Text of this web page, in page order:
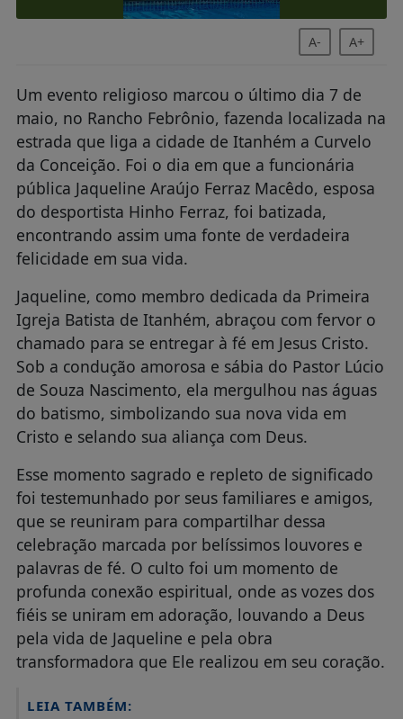
A- A+
Um evento religioso marcou o último dia 7 de
maio, no Rancho Febrônio, fazenda localizada na
estrada que liga a cidade de Itanhém a Curvelo
da Conceição. Foi o dia em que a funcionária
pública Jaqueline Araújo Ferraz Macêdo, esposa
do desportista Hinho Ferraz, foi batizada,
encontrando assim uma fonte de verdadeira
felicidade em sua vida.
Jaqueline, como membro dedicada da Primeira
Igreja Batista de Itanhém, abraçou com fervor o
chamado para se entregar à fé em Jesus Cristo.
Sob a condução amorosa e sábia do Pastor Lúcio
de Souza Nascimento, ela mergulhou nas águas
do batismo, simbolizando sua nova vida em
Cristo e selando sua aliança com Deus.
Esse momento sagrado e repleto de significado
foi testemunhado por seus familiares e amigos,
que se reuniram para compartilhar dessa
celebração marcada por belíssimos louvores e
palavras de fé. O culto foi um momento de
profunda conexão espiritual, onde as vozes dos
fiéis se uniram em adoração, louvando a Deus
pela vida de Jaqueline e pela obra
transformadora que Ele realizou em seu coração.
LEIA TAMBÉM: